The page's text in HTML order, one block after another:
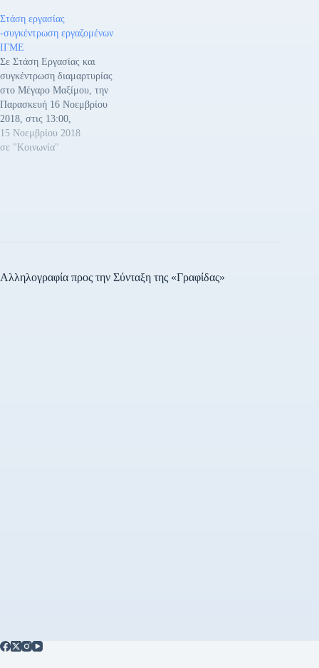
Στάση εργασίας
-συγκέντρωση εργαζομένων
ΙΓΜΕ
Σε Στάση Εργασίας και
συγκέντρωση διαμαρτυρίας
στο Μέγαρο Μαξίμου, την
Παρασκευή 16 Νοεμβρίου
2018, στις 13:00,
πραγματοποιούν οι
εργαζόμενο οι στο ΙΓΜΕ και
15 Νοεμβρίου 2018
σε "Κοινωνία"
Αλληλογραφία προς την Σύνταξη της «Γραφίδας»